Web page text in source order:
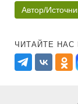
Автор/
ЧИТАЙТЕ НАС